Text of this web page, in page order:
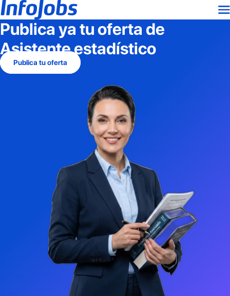
Publica ya tu oferta de
Asistente estadístico
Publica tu oferta